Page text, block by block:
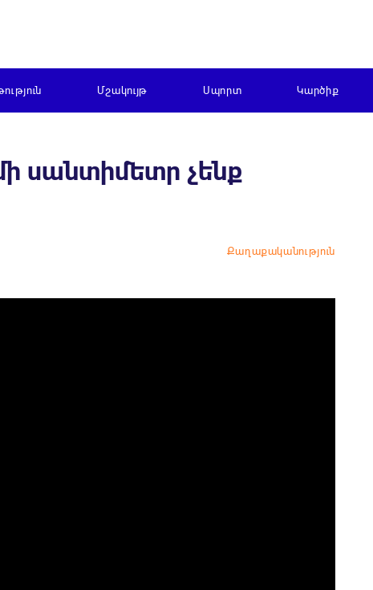
Մշակույթ Սպորտ Կարծիք
սանտիմետր չենք
Քաղաքականություն